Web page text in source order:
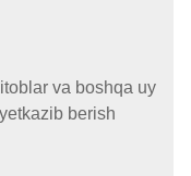
va boshqa uy
berish